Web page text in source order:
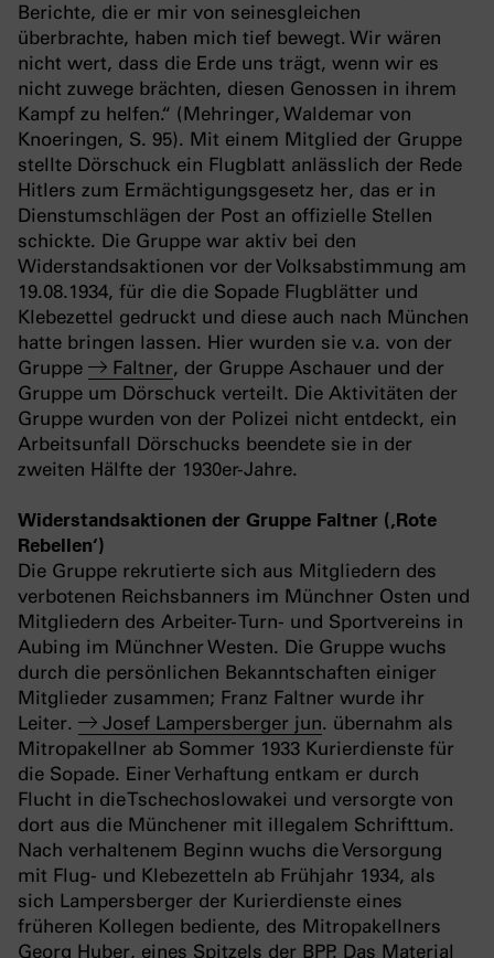
Berichte, die er mir von seinesgleichen
überbrachte, haben mich tief bewegt. Wir wären
nicht wert, dass die Erde uns trägt, wenn wir es
nicht zuwege brächten, diesen Genossen in ihrem
Kampf zu helfen.“ (Mehringer, Waldemar von
Knoeringen, S. 95). Mit einem Mitglied der Gruppe
stellte Dörschuck ein Flugblatt anlässlich der Rede
Hitlers zum Ermächtigungsgesetz her, das er in
Dienstumschlägen der Post an offizielle Stellen
schickte. Die Gruppe war aktiv bei den
Widerstandsaktionen vor der Volksabstimmung am
19.08.1934, für die die Sopade Flugblätter und
Klebezettel gedruckt und diese auch nach München
hatte bringen lassen. Hier wurden sie v.a. von der
Gruppe
Faltner, der Gruppe Aschauer und der
Gruppe um Dörschuck verteilt. Die Aktivitäten der
Gruppe wurden von der Polizei nicht entdeckt, ein
Arbeitsunfall Dörschucks beendete sie in der
zweiten Hälfte der 1930er-Jahre.
Widerstandsaktionen der Gruppe Faltner (‚Rote
Rebellen‘)
Die Gruppe rekrutierte sich aus Mitgliedern des
verbotenen Reichsbanners im Münchner Osten und
Mitgliedern des Arbeiter- Turn- und Sportvereins in
Aubing im Münchner Westen. Die Gruppe wuchs
durch die persönlichen Bekanntschaften einiger
Mitglieder zusammen; Franz Faltner wurde ihr
Leiter.
Josef Lampersberger jun. übernahm als
Mitropakellner ab Sommer 1933 Kurierdienste für
die Sopade. Einer Verhaftung entkam er durch
Flucht in die Tschechoslowakei und versorgte von
dort aus die Münchener mit illegalem Schrifttum.
Nach verhaltenem Beginn wuchs die Versorgung
mit Flug- und Klebezetteln ab Frühjahr 1934, als
sich Lampersberger der Kurierdienste eines
früheren Kollegen bediente, des Mitropakellners
Georg Huber, eines Spitzels der BPP. Das Material